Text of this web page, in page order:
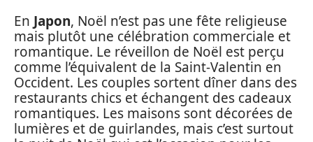
En Japon, Noël n’est pas une fête religieuse
mais plutôt une célébration commerciale et
romantique. Le réveillon de Noël est perçu
comme l’équivalent de la Saint-Valentin en
Occident. Les couples sortent dîner dans des
restaurants chics et échangent des cadeaux
romantiques. Les maisons sont décorées de
lumières et de guirlandes, mais c’est surtout